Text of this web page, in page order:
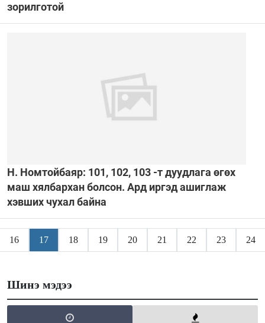
зорилготой
Н. Номтойбаяр: 101, 102, 103 -т дуудлага өгөх
маш хялбархан болсон. Ард иргэд ашиглаж
хэвших чухал байна
16 17 18 19 20 21 22 23 24
Шинэ мэдээ